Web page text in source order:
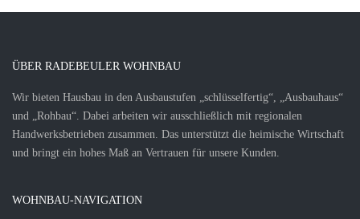
ÜBER RADEBEULER WOHNBAU
Wir bieten Hausbau in den Ausbaustufen „schlüsselfertig“, „Ausbauhaus“
und „Rohbau“. Dabei arbeiten wir ausschließlich mit regionalen
Handwerksbetrieben zusammen. Das unterstützt die heimische Wirtschaft
und bringt ein hohes Maß an Vertrauen für unsere Kunden.
WOHNBAU-NAVIGATION